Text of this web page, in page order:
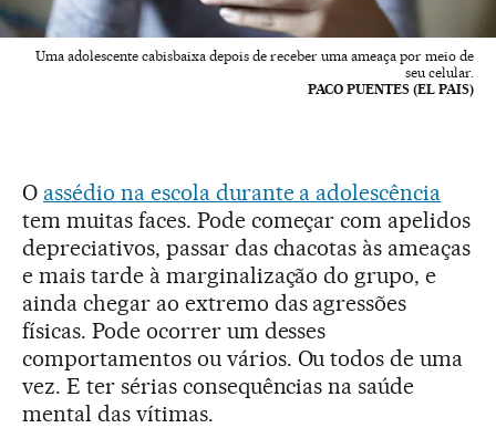
Uma adolescente cabisbaixa depois de receber uma ameaça por meio de
seu celular.
PACO PUENTES (EL PAIS)
O assédio na escola durante a adolescência
tem muitas faces. Pode começar com apelidos
depreciativos, passar das chacotas às ameaças
e mais tarde à marginalização do grupo, e
ainda chegar ao extremo das agressões
físicas. Pode ocorrer um desses
comportamentos ou vários. Ou todos de uma
vez. E ter sérias consequências na saúde
mental das vítimas.